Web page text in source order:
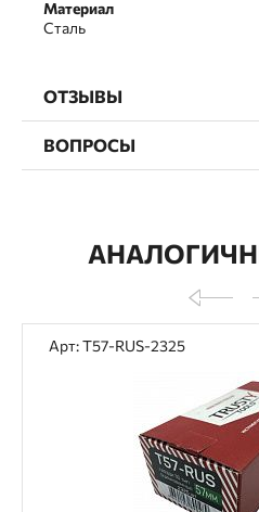
Материал
Сталь
ОТЗЫВЫ
ВОПРОСЫ
Арт: T57-RUS-2325